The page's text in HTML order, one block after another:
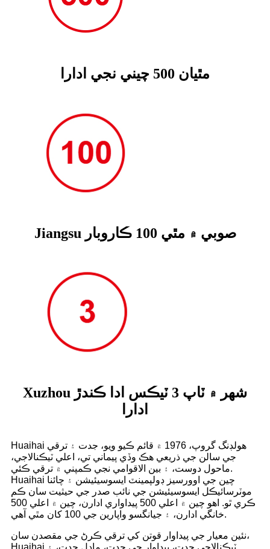
مٿيان 500 چيني نجي ادارا
Jiangsu صوبي ۾ مٿي 100 ڪاروبار
Xuzhou شهر ۾ ٽاپ 3 ٽيڪس ادا ڪندڙ
ادارا
Huaihai هولڊنگ گروپ، 1976 ۾ قائم ڪيو ويو، جدت ۽ ترقي
جي سالن جي ذريعي هڪ وڏي پيماني تي، اعلي ٽيڪنالاجي،
ماحول دوست، ۽ بين الاقوامي نجي ڪمپني ۾ ترقي ڪئي.
Huaihai چين جي اوورسيز ڊولپمينٽ ايسوسيئيشن ۽ چائنا
موٽرسائيڪل ايسوسيئيشن جي نائب صدر جي حيثيت سان ڪم
ڪري ٿو. اهو چين ۾ اعلي 500 پيداواري ادارن، چين ۾ اعلي 500
خانگي ادارن، ۽ جيانگسو واپارين جي 100 کان مٿي آهي.
نئين معيار جي پيداوار قوتن کي ترقي ڪرڻ جي مقصدن سان،
Huaihai ٽيڪنالاجي جدت، پيداوار جي جدت، ماڊل جدت، ۽